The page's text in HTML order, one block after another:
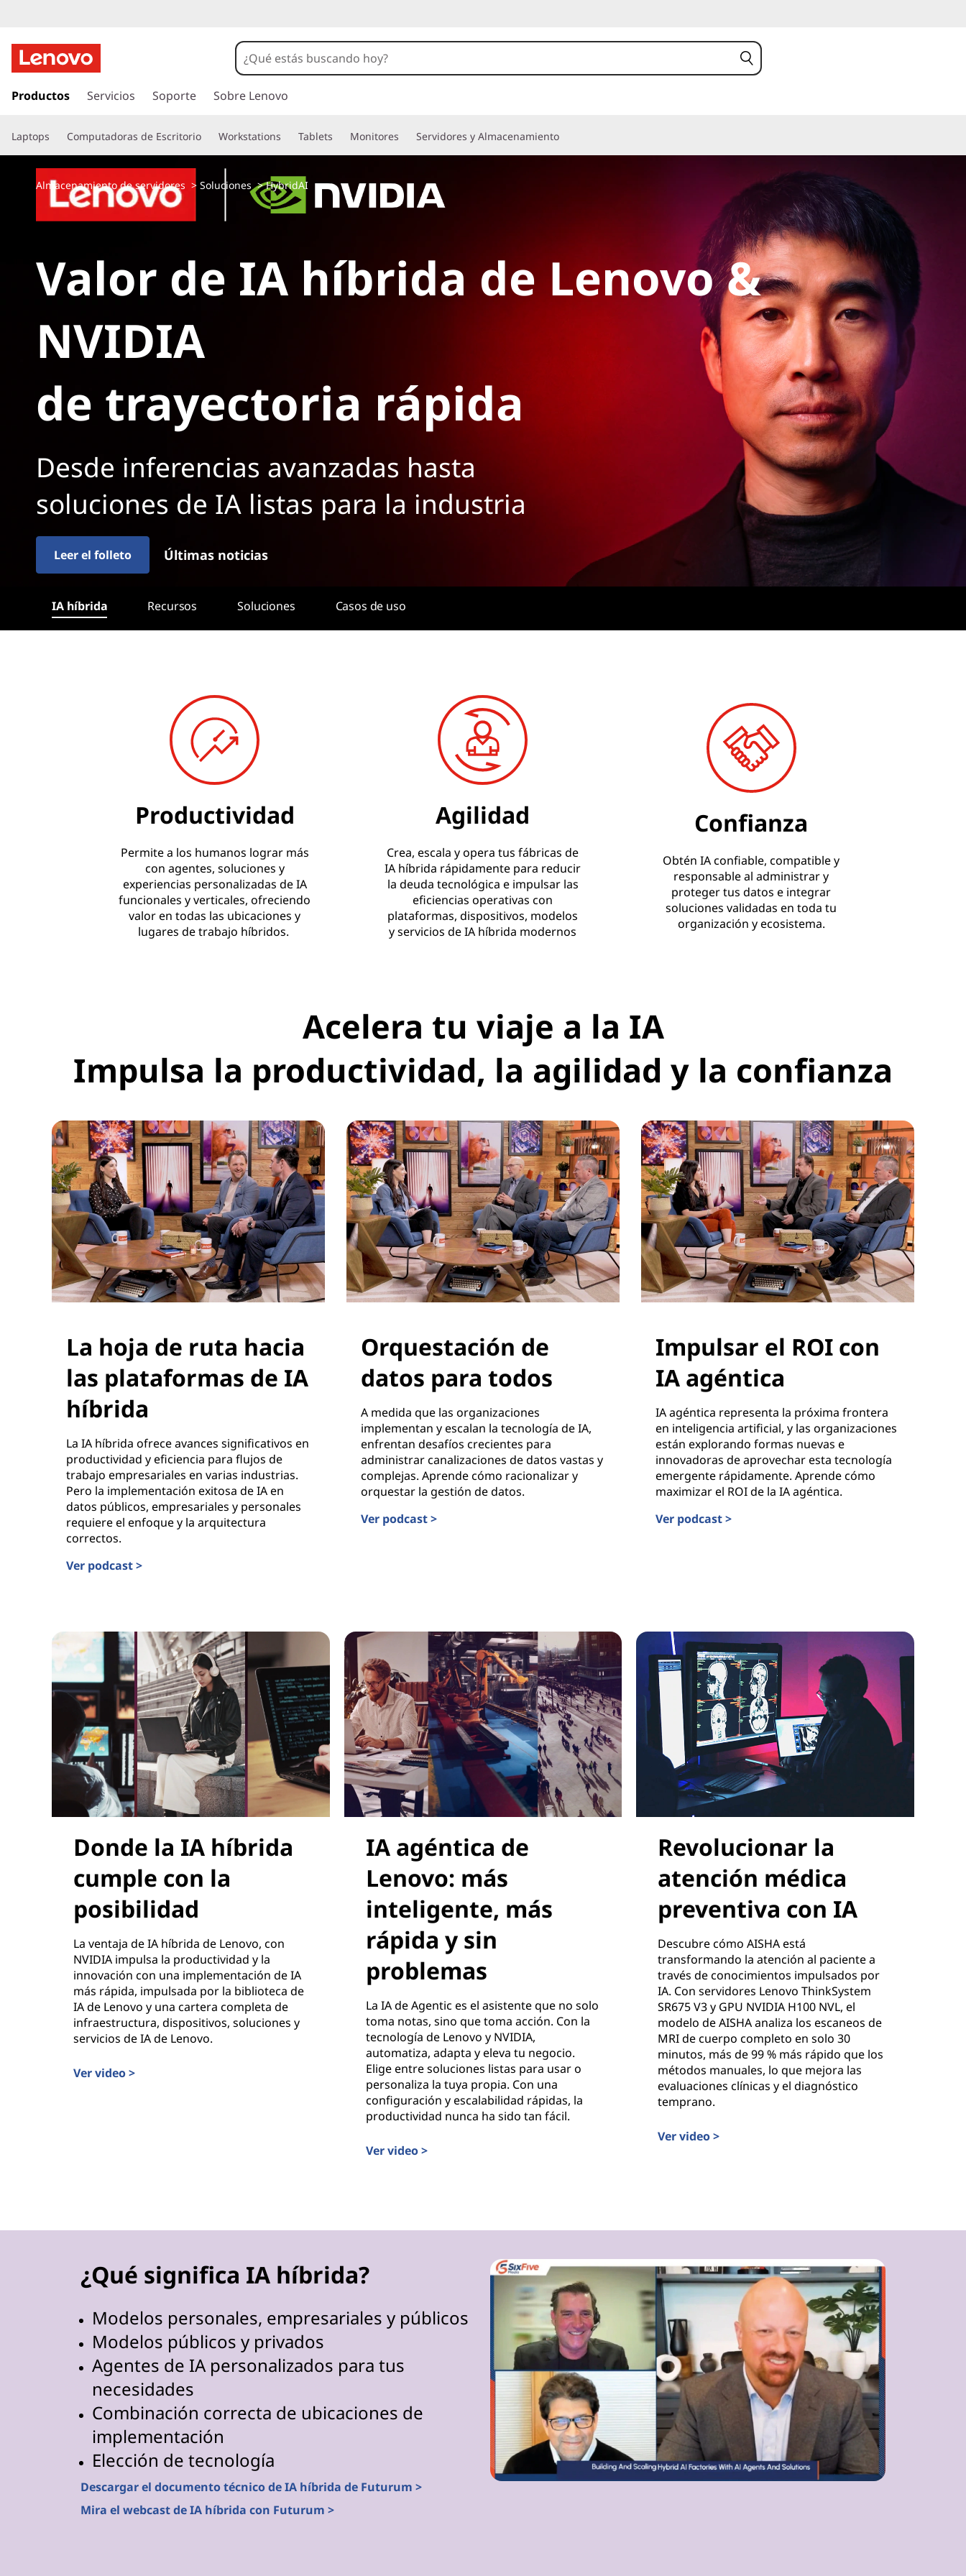
r
c
o
Productos Servicios Soporte Sobre Lenovo
Laptops Computadoras de Escritorio Workstations Tablets Monitores Servidores y Almacenamiento
Almacenamiento de servidores > Soluciones> HybridAI
Valor de IA híbrida de Lenovo &
NVIDIA
de trayectoria rápida
Desde inferencias avanzadas hasta
soluciones de IA listas para la industria
Leer el folleto Últimas noticias
IA híbrida Recursos Soluciones Casos de uso
Productividad
Permite a los humanos lograr más
con agentes, soluciones y
experiencias personalizadas de IA
funcionales y verticales, ofreciendo
valor en todas las ubicaciones y
lugares de trabajo híbridos.
Agilidad
Crea, escala y opera tus fábricas de
IA híbrida rápidamente para reducir
la deuda tecnológica e impulsar las
eficiencias operativas con
plataformas, dispositivos, modelos
y servicios de IA híbrida modernos
Confianza
Obtén IA confiable, compatible y
responsable al administrar y
proteger tus datos e integrar
soluciones validadas en toda tu
organización y ecosistema.
Acelera tu viaje a la IA
Impulsa la productividad, la agilidad y la confianza
La hoja de ruta hacia
las plataformas de IA
híbrida
La IA híbrida ofrece avances significativos en
productividad y eficiencia para flujos de
trabajo empresariales en varias industrias.
Pero la implementación exitosa de IA en
datos públicos, empresariales y personales
requiere el enfoque y la arquitectura
correctos.
Ver podcast >
Orquestación de
datos para todos
A medida que las organizaciones
implementan y escalan la tecnología de IA,
enfrentan desafíos crecientes para
administrar canalizaciones de datos vastas y
complejas. Aprende cómo racionalizar y
orquestar la gestión de datos.
Ver podcast >
Impulsar el ROI con
IA agéntica
IA agéntica representa la próxima frontera
en inteligencia artificial, y las organizaciones
están explorando formas nuevas e
innovadoras de aprovechar esta tecnología
emergente rápidamente. Aprende cómo
maximizar el ROI de la IA agéntica.
Ver podcast >
Donde la IA híbrida
cumple con la
posibilidad
La ventaja de IA híbrida de Lenovo, con
NVIDIA impulsa la productividad y la
innovación con una implementación de IA
más rápida, impulsada por la biblioteca de
IA de Lenovo y una cartera completa de
infraestructura, dispositivos, soluciones y
servicios de IA de Lenovo.
Ver video >
IA agéntica de
Lenovo: más
inteligente, más
rápida y sin
problemas
La IA de Agentic es el asistente que no solo
toma notas, sino que toma acción. Con la
tecnología de Lenovo y NVIDIA,
automatiza, adapta y eleva tu negocio.
Elige entre soluciones listas para usar o
personaliza la tuya propia. Con una
configuración y escalabilidad rápidas, la
productividad nunca ha sido tan fácil.
Ver video >
Revolucionar la
atención médica
preventiva con IA
Descubre cómo AISHA está
transformando la atención al paciente a
través de conocimientos impulsados por
IA. Con servidores Lenovo ThinkSystem
SR675 V3 y GPU NVIDIA H100 NVL, el
modelo de AISHA analiza los escaneos de
MRI de cuerpo completo en solo 30
minutos, más de 99 % más rápido que los
métodos manuales, lo que mejora las
evaluaciones clínicas y el diagnóstico
temprano.
Ver video >
¿Qué significa IA híbrida?
Modelos personales, empresariales y públicos
Modelos públicos y privados
Agentes de IA personalizados para tus
necesidades
Combinación correcta de ubicaciones de
implementación
Elección de tecnología
Descargar el documento técnico de IA híbrida de Futurum >
Mira el webcast de IA híbrida con Futurum >